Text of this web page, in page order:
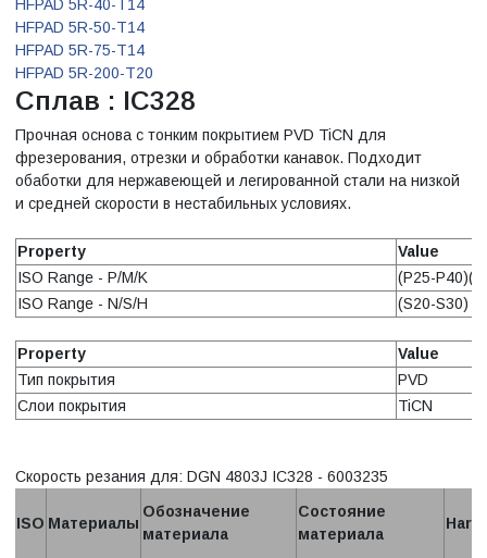
HFPAD 5R-40-T14
HFPAD 5R-50-T14
HFPAD 5R-75-T14
HFPAD 5R-200-T20
Сплав : IC328
Прочная основа с тонким покрытием PVD TiCN для
фрезерования, отрезки и обработки канавок. Подходит
обаботки для нержавеющей и легированной стали на низкой
и средней скорости в нестабильных условиях.
Property
Value
ISO Range - P/M/K
(P25-
ISO Range - N/S/H
(S20-S30)
Property
Value
Тип покрытия
PVD
Слои покрытия
TiCN
Скорость резания для: DGN 4803J IC328 - 6003235
ISO Материалы
Обозначение
материала
Состояние
материала